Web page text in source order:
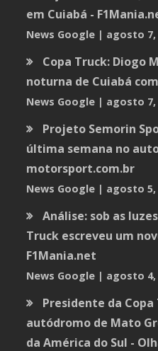
em Cuiabá -
News Google agosto 7,
Copa Truck: Diogo
noturna de Cuiabá
News Google agosto 7,
Projeto Semorin
última semana no
motorsport.com.br
News Google agosto 5,
Análise: sob as
Truck escreveu um
F1Mania.net
News Google agosto 4,
Presidente da Copa
autódromo de Mato
da América do Sul -